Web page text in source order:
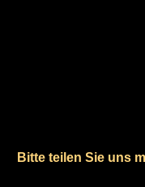
Bitte teilen Sie uns